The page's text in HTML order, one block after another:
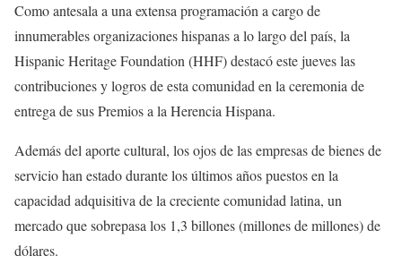
Como antesala a una extensa programación a cargo de
innumerables organizaciones hispanas a lo largo del país, la
Hispanic Heritage Foundation (HHF) destacó este jueves las
contribuciones y logros de esta comunidad en la ceremonia de
entrega de sus Premios a la Herencia Hispana.
Además del aporte cultural, los ojos de las empresas de bienes de
servicio han estado durante los últimos años puestos en la
capacidad adquisitiva de la creciente comunidad latina, un
mercado que sobrepasa los 1,3 billones (millones de millones) de
dólares.